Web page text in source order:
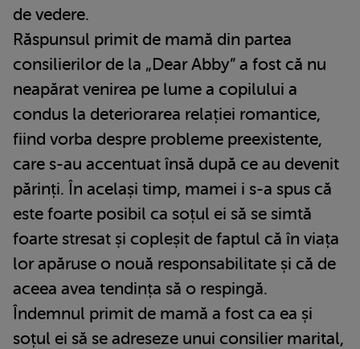
de vedere.
Răspunsul primit de mamă din partea
consilierilor de la „Dear Abby” a fost că nu
neapărat venirea pe lume a copilului a
condus la deteriorarea relației romantice,
fiind vorba despre probleme preexistente,
care s-au accentuat însă după ce au devenit
părinți. În același timp, mamei i s-a spus că
este foarte posibil ca soțul ei să se simtă
foarte stresat și copleșit de faptul că în viața
lor apăruse o nouă responsabilitate și că de
aceea avea tendința să o respingă.
Îndemnul primit de mamă a fost ca ea și
soțul ei să se adreseze unui consilier marital,